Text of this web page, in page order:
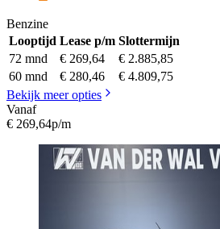
Benzine
Looptijd Lease p/m Slottermijn
72 mnd
€ 269,64
€ 2.885,85
60 mnd
€ 280,46
€ 4.809,75
Bekijk meer opties
Vanaf
€ 269,64p/m